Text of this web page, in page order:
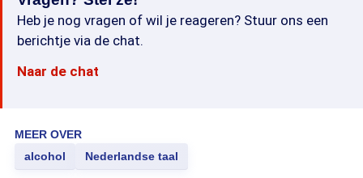
Heb je nog vragen of wil je reageren? Stuur ons een
berichtje via de chat.
Naar de chat
MEER OVER
alcohol
Nederlandse taal